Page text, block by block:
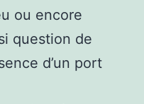
ou encore
question de
d’un port